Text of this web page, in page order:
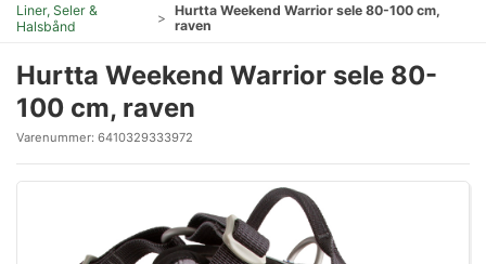
Liner, Seler &
Halsbånd
Hurtta Weekend Warrior sele 80-100 cm,
raven
Hurtta Weekend Warrior sele 80-
100 cm, raven
Varenummer: 6410329333972